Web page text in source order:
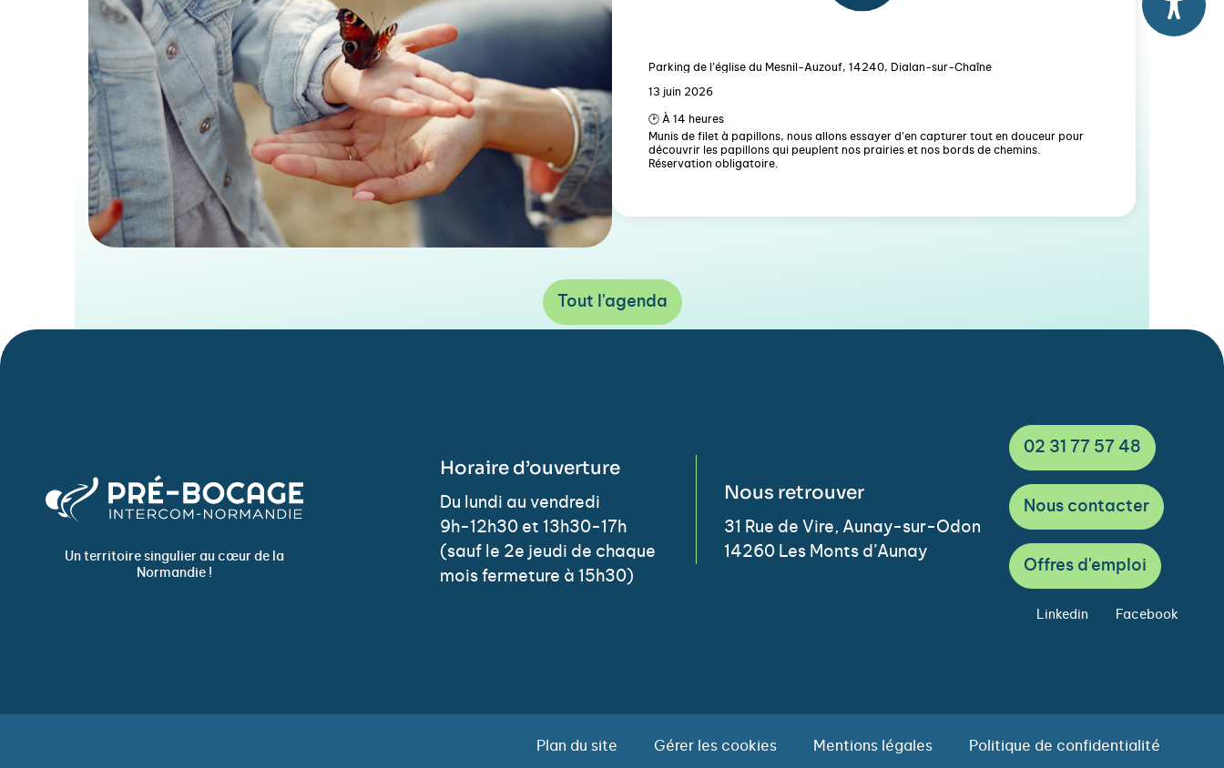
Parking de l’église du Mesnil-Auzouf, 14240, Dialan-sur-Chaîne
13 juin 2026
🕑 À 14 heures
Munis de filet à papillons, nous allons essayer d’en capturer tout en douceur pour
découvrir les papillons qui peuplent nos prairies et nos bords de chemins.
Réservation obligatoire.
Tout l'agenda
Un territoire singulier au cœur de la
Normandie !
Horaire d’ouverture
Du lundi au vendredi
9h-12h30 et 13h30-17h
(sauf le 2e jeudi de chaque
mois fermeture à 15h30)
Nous retrouver
31 Rue de Vire, Aunay-sur-Odon
14260 Les Monts d’Aunay
02 31 77 57 48
Nous contacter
Offres d'emploi
Linkedin Facebook
Plan du site Gérer les cookies Mentions légales Politique de confidentialité